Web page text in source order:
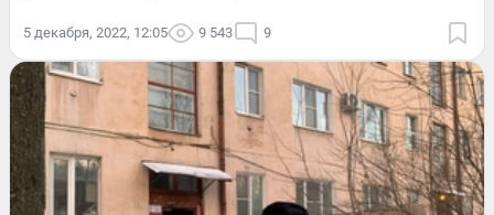
5 декабря, 2022, 12:05 9 543 9